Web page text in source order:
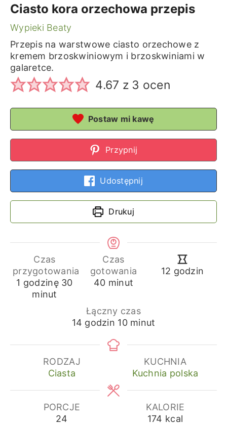
Ciasto kora orzechowa przepis
Wypieki Beaty
Przepis na warstwowe ciasto orzechowe z
kremem brzoskwiniowym i brzoskwiniami w
galaretce.
4.67 z 3 ocen
Postaw mi kawę
Przypnij
Udostępnij
Drukuj
Czas
przygotowania
1 godzina
godzinę 30minuty
minut
Czas
gotowania
40minuty
minut
12 godziny
godzin
Łączny czas
14 godziny
godzin 10minuty
minut
RODZAJ
Ciasta
KUCHNIA
Kuchnia polska
PORCJE
24
KALORIE
174 kcal